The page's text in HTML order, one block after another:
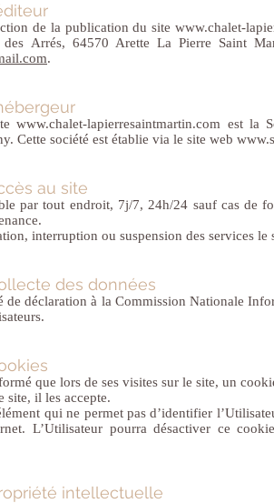
de la publication du site www.chalet-
Arrés, 64570 Arette La Pierre Saint
.
www.chalet-lapierresaintmartin.com est la
Cette société est établie via le site web
au site
par tout endroit, 7j/7, 24h/24 sauf cas de
interruption ou suspension des services le
des données
de déclaration à la Commission Nationale
que lors de ses visites sur le site, un
site, il les accepte.
qui ne permet pas d’identifier
L’Utilisateur pourra désactiver ce
intellectuelle